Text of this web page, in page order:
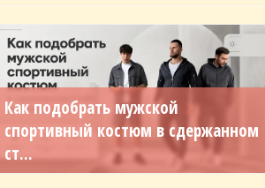
Как подобрать мужской
спортивный костюм в сдержанном
ст...